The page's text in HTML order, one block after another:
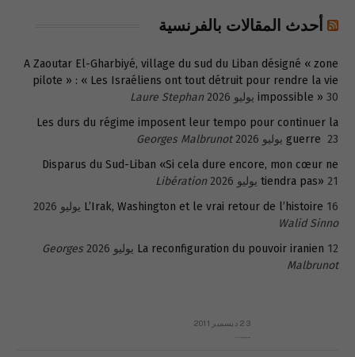
أحدث المقالات بالفرنسية
A Zaoutar El-Gharbiyé, village du sud du Liban désigné « zone
pilote » : « Les Israéliens ont tout détruit pour rendre la vie
impossible » 30 يوليو 2026
Laure Stephan
Les durs du régime imposent leur tempo pour continuer la
guerre 23 يوليو 2026
Georges Malbrunot
Disparus du Sud-Liban «Si cela dure encore, mon cœur ne
tiendra pas» 21 يوليو 2026
Libération
L’Irak, Washington et le vrai retour de l’histoire 16 يوليو 2026
Walid Sinno
La reconfiguration du pouvoir iranien 12 يوليو 2026
Georges
Malbrunot
23 ديسمبر 2011